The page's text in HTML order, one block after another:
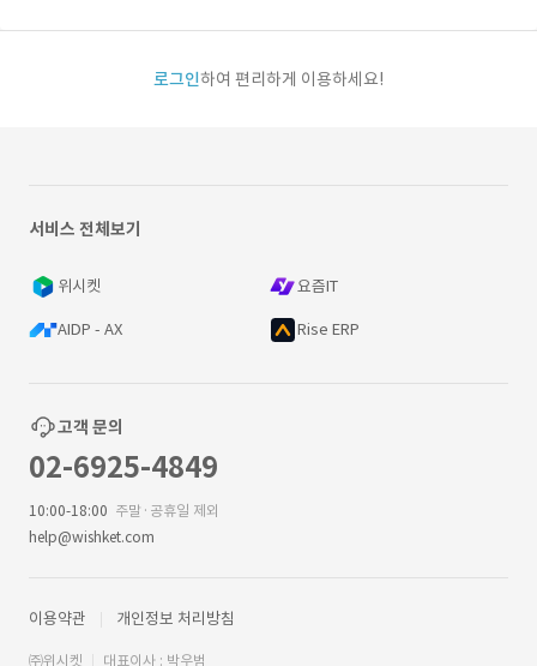
로그인하여 편리하게 이용하세요!
서비스 전체보기
위시켓 요즘IT
AIDP - AX Rise ERP
고객 문의
02-6925-4849
10:00-18:00 주말·공휴일 제외
help@wishket.com
이용약관 개인정보 처리방침
㈜위시켓 대표이사 : 박우범